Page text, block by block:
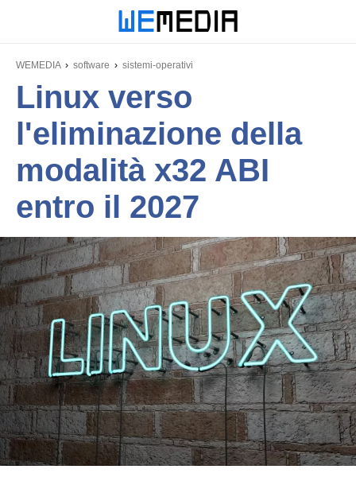
WEMEDIA software sistemi-operativi
Linux verso
l'eliminazione della
modalità x32 ABI
entro il 2027